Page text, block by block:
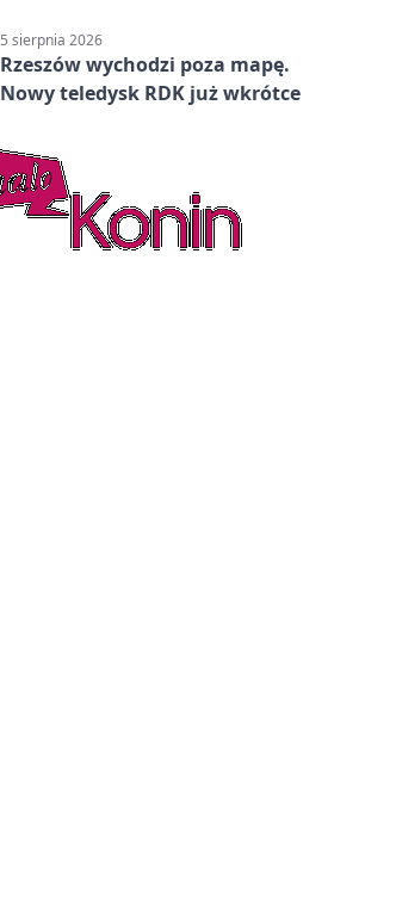
5 sierpnia 2026
Rzeszów wychodzi poza mapę.
Nowy teledysk RDK już wkrótce